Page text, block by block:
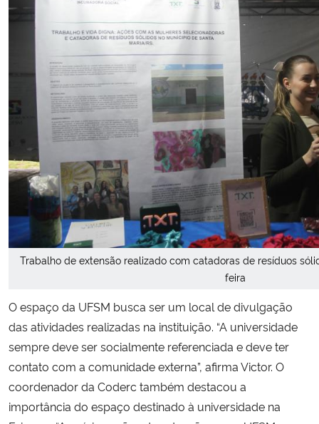
Trabalho de extensão realizado com catadoras de resíduos
feira
O espaço da UFSM busca ser um local de divulgação
das atividades realizadas na instituição. “A universidade
sempre deve ser socialmente referenciada e deve ter
contato com a comunidade externa”, afirma Victor. O
coordenador da Coderc também destacou a
importância do espaço destinado à universidade na